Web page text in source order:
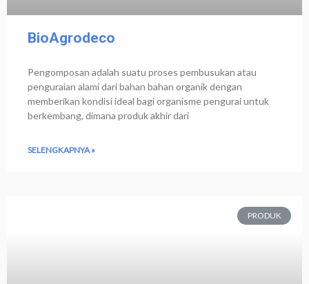
BioAgrodeco
Pengomposan adalah suatu proses pembusukan atau
penguraian alami dari bahan bahan organik dengan
memberikan kondisi ideal bagi organisme pengurai untuk
berkembang, dimana produk akhir dari
SELENGKAPNYA »
PRODUK